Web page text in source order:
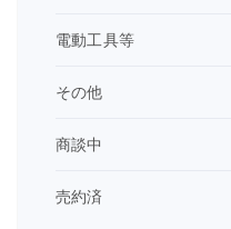
電動工具等
その他
商談中
売約済